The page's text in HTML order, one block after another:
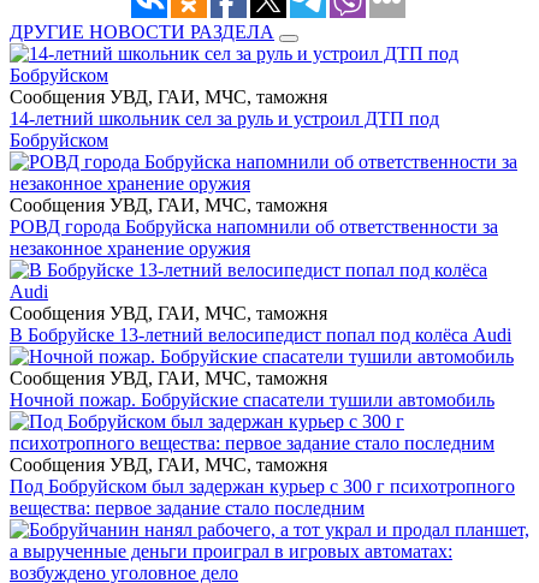
ДРУГИЕ НОВОСТИ РАЗДЕЛА
Сообщения УВД, ГАИ, МЧС, таможня
14-летний школьник сел за руль и устроил ДТП под
Бобруйском
Сообщения УВД, ГАИ, МЧС, таможня
РОВД города Бобруйска напомнили об ответственности за
незаконное хранение оружия
Сообщения УВД, ГАИ, МЧС, таможня
В Бобруйске 13-летний велосипедист попал под колёса Audi
Сообщения УВД, ГАИ, МЧС, таможня
Ночной пожар. Бобруйские спасатели тушили автомобиль
Сообщения УВД, ГАИ, МЧС, таможня
Под Бобруйском был задержан курьер с 300 г психотропного
вещества: первое задание стало последним